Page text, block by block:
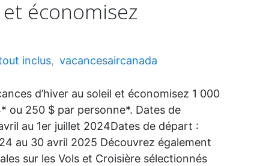
et économisez
inclus, vacancesaircanada
d’hiver au soleil et économisez 1 000
ou 250 $ par personne*. Dates de
au 1er juillet 2024Dates de départ :
au 30 avril 2025 Découvrez également
sur les Vols et Croisière sélectionnés